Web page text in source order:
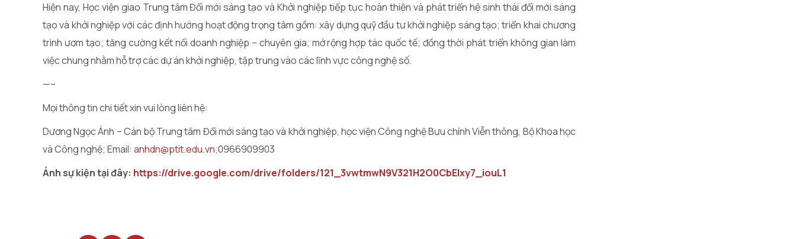
Hiện nay, Học viện giao Trung tâm Đổi mới sáng tạo và Khởi nghiệp tiếp tục hoàn thiện và phát triển hệ sinh thái đổi mới sáng
tạo và khởi nghiệp với các định hướng hoạt động trọng tâm gồm: xây dựng quỹ đầu tư khởi nghiệp sáng tạo; triển khai chương
trình ươm tạo; tăng cường kết nối doanh nghiệp – chuyên gia; mở rộng hợp tác quốc tế; đồng thời phát triển không gian làm
việc chung nhằm hỗ trợ các dự án khởi nghiệp, tập trung vào các lĩnh vực công nghệ số.
—–
Mọi thông tin chi tiết xin vui lòng liên hệ:
Dương Ngọc Ánh – Cán bộ Trung tâm Đổi mới sáng tạo và khởi nghiệp, học viện Công nghệ Bưu chính Viễn thông, Bộ Khoa học
và Công nghệ; Email: anhdn@ptit.edu.vn;0966909903
Ảnh sự kiện tại đây: https://drive.google.com/drive/folders/121_3vwtmwN9V321H2O0CbEIxy7_iouL1